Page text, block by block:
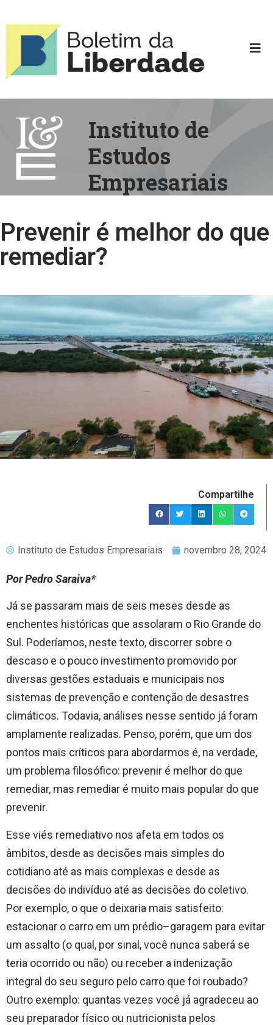
Instituto de
Estudos
Empresariais
Prevenir é melhor do que
remediar?
Compartilhe
Instituto de Estudos Empresariais novembro 28, 2024
Por Pedro Saraiva*
Já se passaram mais de seis meses desde as
enchentes históricas que assolaram o Rio Grande do
Sul. Poderíamos, neste texto, discorrer sobre o
descaso e o pouco investimento promovido por
diversas gestões estaduais e municipais nos
sistemas de prevenção e contenção de desastres
climáticos. Todavia, análises nesse sentido já foram
amplamente realizadas. Penso, porém, que um dos
pontos mais críticos para abordarmos é, na verdade,
um problema filosófico: prevenir é melhor do que
remediar, mas remediar é muito mais popular do que
prevenir.
Esse viés remediativo nos afeta em todos os
âmbitos, desde as decisões mais simples do
cotidiano até as mais complexas e desde as
decisões do indivíduo até as decisões do coletivo.
Por exemplo, o que o deixaria mais satisfeito:
estacionar o carro em um prédio–garagem para evitar
um assalto (o qual, por sinal, você nunca saberá se
teria ocorrido ou não) ou receber a indenização
integral do seu seguro pelo carro que foi roubado?
Outro exemplo: quantas vezes você já agradeceu ao
seu preparador físico ou nutricionista pelos